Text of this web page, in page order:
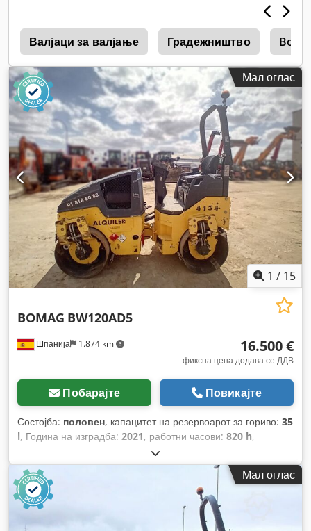
Валјаци за валјање Градежништво
Мал оглас
1 / 15
Шпанија 1.874 km
BOMAG BW120AD5
16.500 €
фиксна цена додава се ДДВ
Побарајте Повикајте
Состојба: половен, капацитет на резервоарот за гориво: 35
l, Година на изградба: 2021, работни часови: 820 h,
Мал оглас